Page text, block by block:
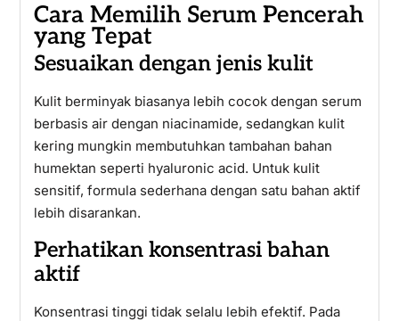
Cara Memilih Serum Pencerah
yang Tepat
Sesuaikan dengan jenis kulit
Kulit berminyak biasanya lebih cocok dengan serum
berbasis air dengan niacinamide, sedangkan kulit
kering mungkin membutuhkan tambahan bahan
humektan seperti hyaluronic acid. Untuk kulit
sensitif, formula sederhana dengan satu bahan aktif
lebih disarankan.
Perhatikan konsentrasi bahan
aktif
Konsentrasi tinggi tidak selalu lebih efektif. Pada